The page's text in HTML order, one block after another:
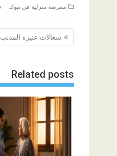
ممرضة منزلية في تبوك
تصفّح
المقالات
شغالات عنيزه المذنب 0547295429
Related posts